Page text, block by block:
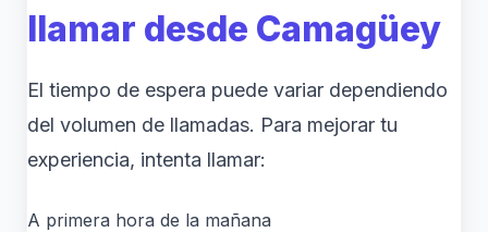
llamar desde Camagüey
El tiempo de espera puede variar dependiendo
del volumen de llamadas. Para mejorar tu
experiencia, intenta llamar:
A primera hora de la mañana